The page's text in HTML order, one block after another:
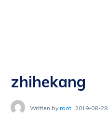
zhihekang
Written byroot 2019-08-28